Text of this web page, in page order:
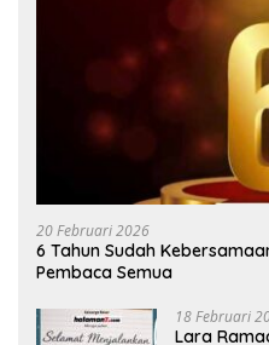
20 Februari 2026
6 Tahun Sudah
Pembaca Semua
18 Februari
Lara